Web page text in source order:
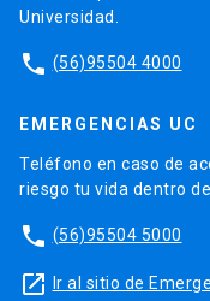
Universidad.
phone (56)95504 4000
EMERGENCIAS UC
Teléfono en caso de
riesgo tu vida dentro
phone (56)95504 5000
launch Ir al sitio de